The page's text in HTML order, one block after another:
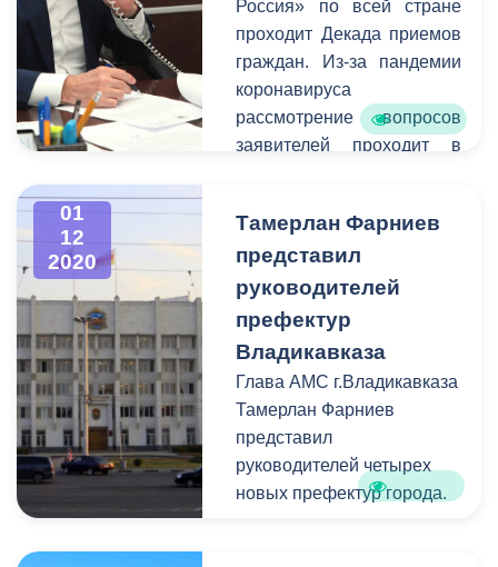
выехали начальник
управления дорожного
строительства
города Тимур Дзуцев и
советник главы
Россия» по всей стране
проходит Декада приемов
граждан. Из-за пандемии
коронавируса
рассмотрение вопросов
заявителей проходит в
прием провел Глава
администрации местного
самоуправления Тамерлан
Фарниев.
01
12
2020
Тамерлан Фарниев
представил
руководителей
префектур
Владикавказа
Глава АМС г.Владикавказа
Тамерлан Фарниев
представил
руководителей четырех
новых префектур города.